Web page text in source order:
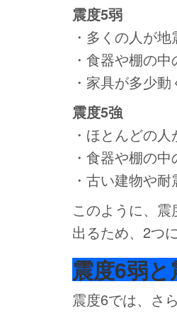
震度5弱
・多くの人が
・食器や棚の
・家具が多少
震度5強
・ほとんどの
・食器や棚の
・古い建物や
このように、
出るため、2つ
震度6弱
震度6では、さ